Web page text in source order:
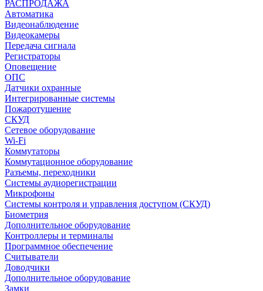
РАСПРОДАЖА
Автоматика
Видеонаблюдение
Видеокамеры
Передача сигнала
Регистраторы
Оповещение
ОПС
Датчики охранные
Интегрированные системы
Пожаротушение
СКУД
Сетевое оборудование
Wi-Fi
Коммутаторы
Коммутационное оборудование
Разъемы, переходники
Системы аудиорегистрации
Микрофоны
Системы контроля и управления доступом (СКУД)
Биометрия
Дополнительное оборудование
Контроллеры и терминалы
Программное обеспечение
Считыватели
Доводчики
Дополнительное оборудование
Замки